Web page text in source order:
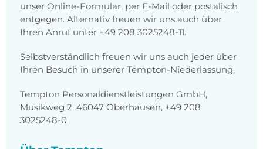
unser Online-Formular, per E-Mail oder postalisch
entgegen. Alternativ freuen wir uns auch über
Ihren Anruf unter +49 208 3025248-11.
Selbstverständlich freuen wir uns auch jeder über
Ihren Besuch in unserer Tempton-Niederlassung:
Tempton Personaldienstleistungen GmbH,
Musikweg 2, 46047 Oberhausen, +49 208
3025248-0